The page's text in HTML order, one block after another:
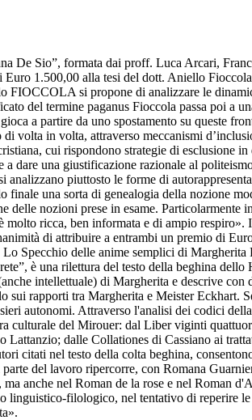
De Sio”, formata dai proff. Luca Arcari,
1.500,00 alla tesi del dott. Aniello
si propone di analizzare le
del termine paganus Fioccola passa poi a
a partire da uno spostamento su queste
volta in volta, attraverso meccanismi
cui rispondono strategie di esclusione
una giustificazione razionale al
piuttosto le forme di
una sorta di genealogia della nozione
nozioni prese in esame. Particolarmente
ricca, ben informata e di ampio
di attribuire a entrambi un premio di
Specchio delle anime semplici di
è una rilettura del testo della beghina
intellettuale) di Margherita e descrive
rapporti tra Margherita e Meister Eckhart.
autonomi. Attraverso l'analisi dei codici
culturale del Mirouer: dal Liber viginti
dalle Collationes di Cassiano ai
citati nel testo della colta beghina,
del lavoro ripercorre, con Romana
anche nel Roman de la rose e nel Roman
linguistico-filologico, nel tentativo di reperire